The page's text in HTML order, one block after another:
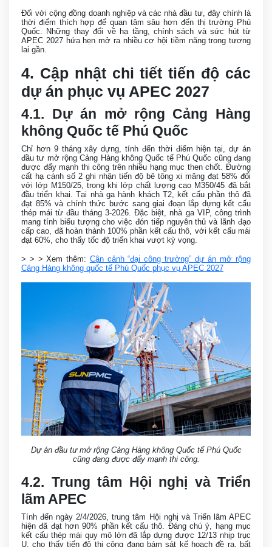
Đối với cộng đồng doanh nghiệp và các nhà đầu tư, đây chính là
thời điểm thích hợp để quan tâm sâu hơn đến thị trường Phú
Quốc. Những thay đổi về hạ tầng, chính sách và sức hút từ
APEC 2027 hứa hẹn mở ra nhiều cơ hội tiềm năng trong tương
lai gần.
4. Cập nhật chi tiết tiến độ các
dự án phục vụ APEC 2027
4.1. Dự án mở rộng Cảng Hàng
không Quốc tế Phú Quốc
Chỉ hơn 9 tháng xây dựng, tính đến thời điểm hiện tại, dự án
đầu tư mở rộng Cảng Hàng không Quốc tế Phú Quốc cũng đang
được đẩy mạnh thi công trên nhiều hạng mục then chốt. Đường
cất hạ cánh số 2 ghi nhận tiến độ bê tông xi măng đạt 58% đối
với lớp M150/25, trong khi lớp chất lượng cao M350/45 đã bắt
đầu triển khai. Tại nhà ga hành khách T2, kết cấu phần thô đã
đạt 85% và chính thức bước sang giai đoạn lắp dựng kết cấu
thép mái từ đầu tháng 3-2026. Đặc biệt, nhà ga VIP, công trình
mang tính biểu tượng cho việc đón tiếp nguyên thủ và lãnh đạo
cấp cao, đã hoàn thành 100% phần kết cấu thô, với kết cấu mái
đạt 60%, cho thấy tốc độ triển khai vượt kỳ vọng.
> > > Xem thêm: Cận cảnh “đại công trường” dự án mở rộng
Cảng Hàng không quốc tế Phú Quốc phục vụ APEC 2027
Dự án đầu tư mở rộng Cảng Hàng không Quốc tế Phú Quốc
cũng đang được đẩy mạnh thi công.
4.2. Trung tâm Hội nghị và Triển
lãm APEC
Tính đến ngày 2/4/2026, trung tâm Hội nghị và Triển lãm APEC
hiện đã đạt hơn 90% phần kết cấu thô. Đáng chú ý, hạng mục
kết cấu thép mái quy mô lớn đã lắp dựng được 12/13 nhịp trục
U, cho thấy tiến độ thi công đang bám sát kế hoạch đề ra, bất